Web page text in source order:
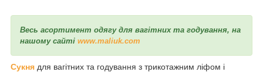
Весь асортимент одягу для вагітних та годування, на
нашому сайті www.maliuk.com
Сукня для вагітних та годування з трикотажним ліфом і